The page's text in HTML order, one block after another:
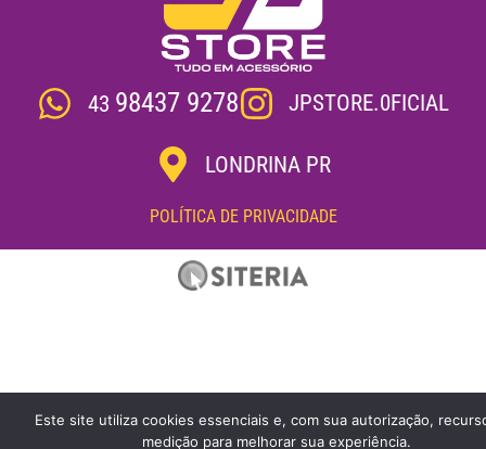
43 98437 9278 JPSTORE.0FICIAL
LONDRINA PR
POLÍTICA DE PRIVACIDADE
Este site utiliza cookies essenciais e, com sua autorização,
medição para melhorar sua experiência.